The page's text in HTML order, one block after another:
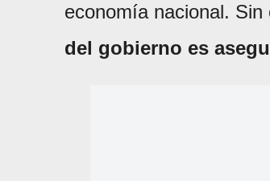
economía nacional.
del gobierno es